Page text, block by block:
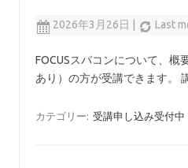
2026年3月26日 Last
FOCUSスパコンについて、
あり）の方が受講できます。
カテゴリー: 受講申し込み受付中